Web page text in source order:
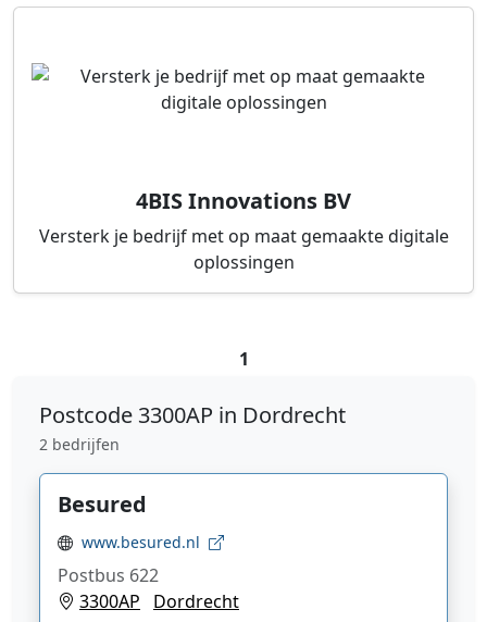
4BIS Innovations BV
Versterk je bedrijf met op maat gemaakte digitale
oplossingen
1
Postcode 3300AP in Dordrecht
2 bedrijfen
Besured
www.besured.nl
Postbus 622
3300AP
Dordrecht